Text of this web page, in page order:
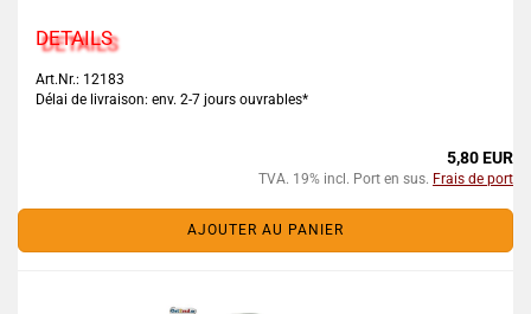
DETAILS
Art.Nr.: 12183
Délai de livraison: env. 2-7 jours ouvrables*
5,80 EUR
TVA. 19% incl. Port en sus. Frais de port
AJOUTER AU PANIER